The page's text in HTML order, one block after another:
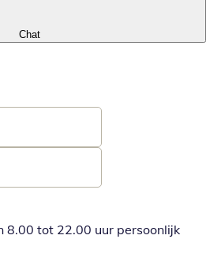
Chat
8.00 tot 22.00 uur persoonlijk